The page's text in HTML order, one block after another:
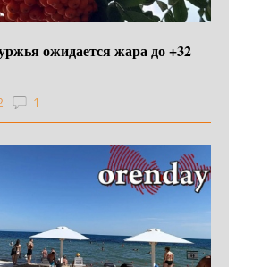
ожидается жара до +32
1